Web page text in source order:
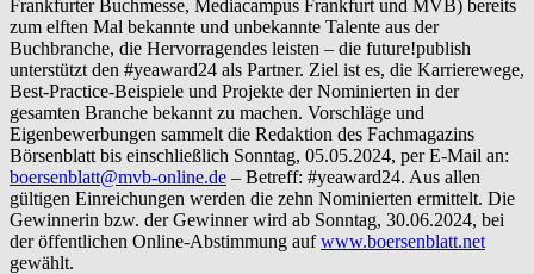
Frankfurter Buchmesse, Mediacampus Frankfurt und MVB) bereits
zum elften Mal bekannte und unbekannte Talente aus der
Buchbranche, die Hervorragendes leisten – die future!publish
unterstützt den #yeaward24 als Partner. Ziel ist es, die Karrierewege,
Best-Practice-Beispiele und Projekte der Nominierten in der
gesamten Branche bekannt zu machen. Vorschläge und
Eigenbewerbungen sammelt die Redaktion des Fachmagazins
Börsenblatt bis einschließlich Sonntag, 05.05.2024, per E-Mail an:
boersenblatt@mvb-online.de – Betreff: #yeaward24. Aus allen
gültigen Einreichungen werden die zehn Nominierten ermittelt. Die
Gewinnerin bzw. der Gewinner wird ab Sonntag, 30.06.2024, bei
der öffentlichen Online-Abstimmung aufwww.boersenblatt.net
gewählt.